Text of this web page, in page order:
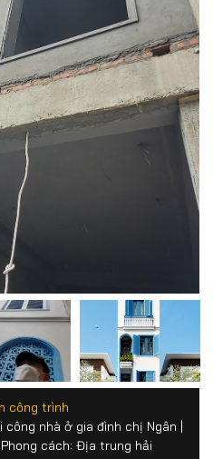
công trình
nhà ở gia đình chị Ngân |
cách: Địa trung hải